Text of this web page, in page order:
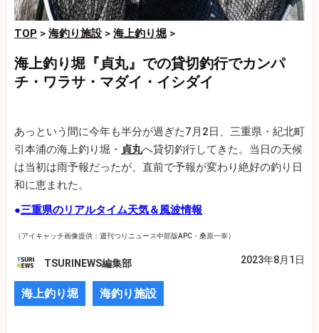
TOP > 海釣り施設 > 海上釣り堀 >
海上釣り堀『貞丸』での貸切釣行でカンパ
チ・ワラサ・マダイ・イシダイ
あっという間に今年も半分が過ぎた7月2日、三重県・紀北町
引本浦の海上釣り堀・ 貞丸へ貸切釣行してきた。当日の天候
は当初は雨予報だったが、直前で予報が変わり絶好の釣り日
和に恵まれた。
●三重県のリアルタイム天気＆風波情報
（アイキャッチ画像提供：週刊つりニュース中部版APC・桑原一幸）
TSURINEWS編集部 2023年8月1日
海上釣り堀 海釣り施設